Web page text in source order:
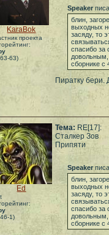
KaraBok
проекта
63)
Speaker
блин,
выходных
засяду, то
спасибо за
довольным,
сборнике с
Пиратку бери.
Ed
1)
Тема: RE[17]:
Сталкер Зов
Припяти
Speaker
блин,
выходных
засяду, то
спасибо за
довольным,
сборнике с